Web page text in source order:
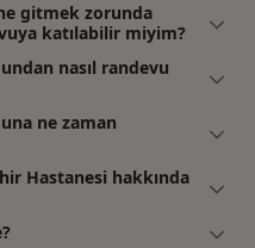
gitmek zorunda
katılabilir miyim?
nasıl randevu
ne zaman
Hastanesi hakkında